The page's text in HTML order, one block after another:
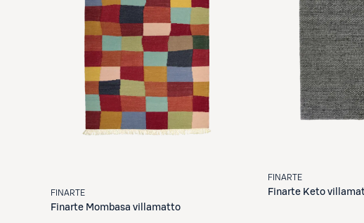
FINARTE
Finarte Mombasa villamatto
FINARTE
Finarte Keto